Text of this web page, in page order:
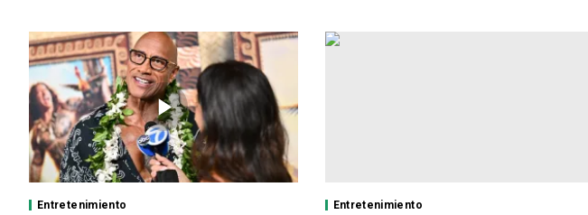
Entretenimiento Entretenimiento